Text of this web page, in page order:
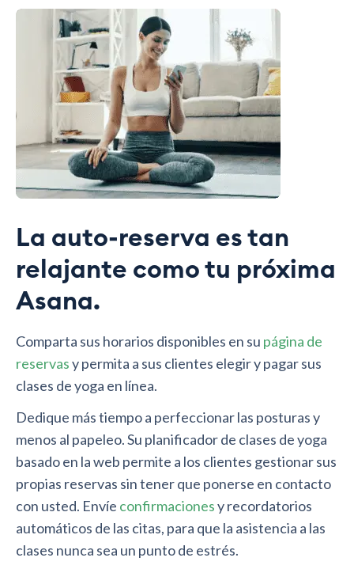
La auto-reserva es tan
relajante como tu próxima
Asana.
Comparta sus horarios disponibles en su página de
reservasy permita a sus clientes elegir y pagar sus
clases de yoga en línea.
Dedique más tiempo a perfeccionar las posturas y
menos al papeleo. Su planificador de clases de yoga
basado en la web permite a los clientes gestionar sus
propias reservas sin tener que ponerse en contacto
con usted. Envíe confirmacionesy recordatorios
automáticos de las citas, para que la asistencia a las
clases nunca sea un punto de estrés.